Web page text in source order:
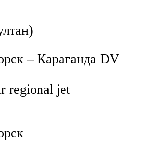
– Караганда DV
regional jet